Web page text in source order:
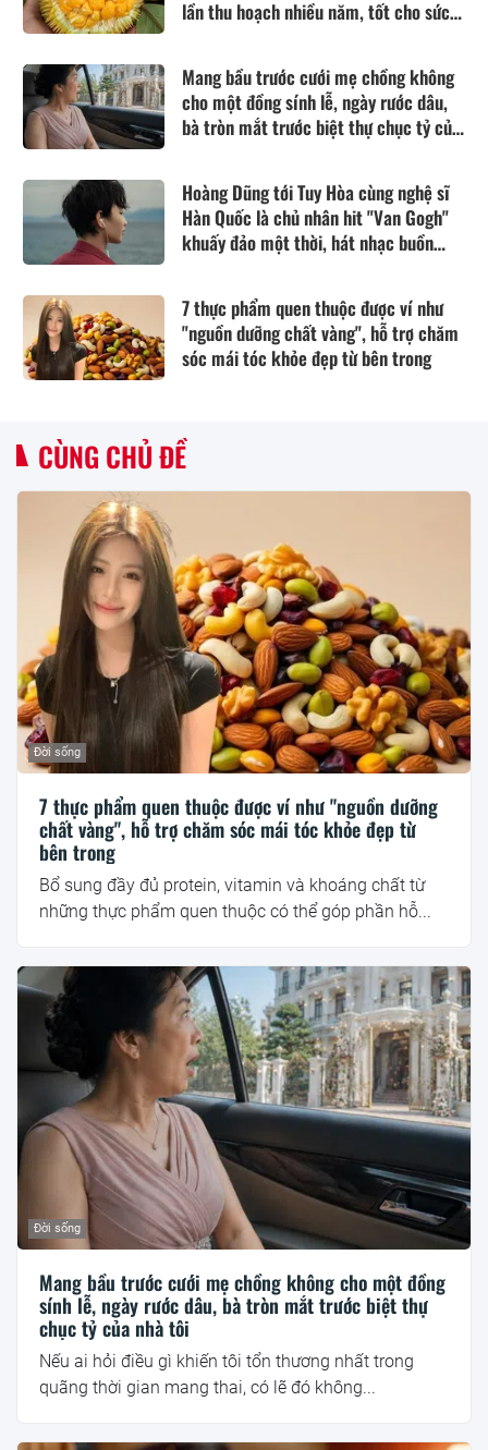
lần thu hoạch nhiều năm, tốt cho sức
Mang bầu trước cưới mẹ chồng không
cho một đồng sính lễ, ngày rước dâu,
bà tròn mắt trước biệt thự chục tỷ của
Hoàng Dũng tới Tuy Hòa cùng nghệ sĩ
Hàn Quốc là chủ nhân hit "Van Gogh"
khuấy đảo một thời, hát nhạc buồn
7 thực phẩm quen thuộc được ví như
"nguồn dưỡng chất vàng", hỗ trợ chăm
sóc mái tóc khỏe đẹp từ bên trong
CÙNG CHỦ ĐỀ
Đời sống
7 thực phẩm quen thuộc được ví như "nguồn dưỡng
chất vàng", hỗ trợ chăm sóc mái tóc khỏe đẹp từ
bên trong
Bổ sung đầy đủ protein, vitamin và khoáng chất từ
những thực phẩm quen thuộc có thể góp phần hỗ...
Đời sống
Mang bầu trước cưới mẹ chồng không cho một đồng
sính lễ, ngày rước dâu, bà tròn mắt trước biệt thự
chục tỷ của nhà tôi
Nếu ai hỏi điều gì khiến tôi tổn thương nhất trong
quãng thời gian mang thai, có lẽ đó không...